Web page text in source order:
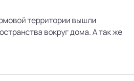
территории вышли
вокруг дома. А так же